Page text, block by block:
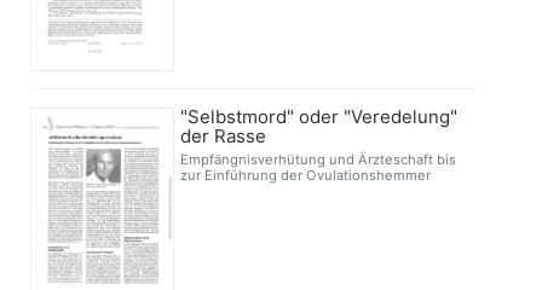
"Selbstmord" oder "Veredelung"
der Rasse
Empfängnisverhütung und Ärzteschaft bis
zur Einführung der Ovulationshemmer